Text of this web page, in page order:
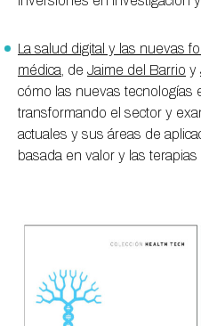
La salud digital y las nuevas
médica , de Jaime del Barrio y
cómo las nuevas tecnologías
transformando el sector y
actuales y sus áreas de
basada en valor y las terapias